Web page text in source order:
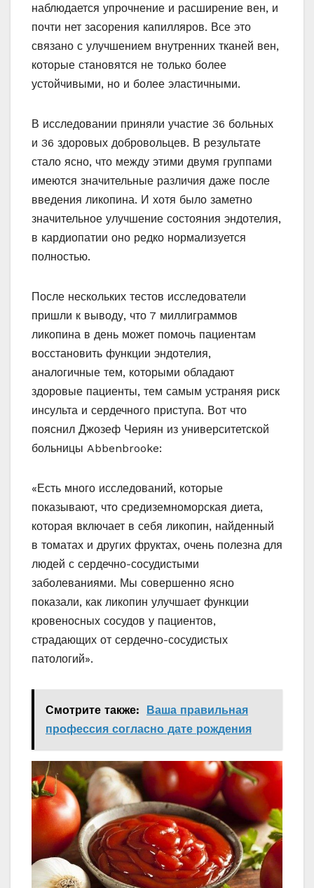
наблюдается упрочнение и расширение вен, и
почти нет засорения капилляров. Все это
связано с улучшением внутренних тканей вен,
которые становятся не только более
устойчивыми, но и более эластичными.
В исследовании приняли участие 36 больных
и 36 здоровых добровольцев. В результате
стало ясно, что между этими двумя группами
имеются значительные различия даже после
введения ликопина. И хотя было заметно
значительное улучшение состояния эндотелия,
в кардиопатии оно редко нормализуется
полностью.
После нескольких тестов исследователи
пришли к выводу, что 7 миллиграммов
ликопина в день может помочь пациентам
восстановить функции эндотелия,
аналогичные тем, которыми обладают
здоровые пациенты, тем самым устраняя риск
инсульта и сердечного приступа. Вот что
пояснил Джозеф Чериян из университетской
больницы Abbenbrooke:
«Есть много исследований, которые
показывают, что средиземноморская диета,
которая включает в себя ликопин, найденный
в томатах и других фруктах, очень полезна для
людей с сердечно-сосудистыми
заболеваниями. Мы совершенно ясно
показали, как ликопин улучшает функции
кровеносных сосудов у пациентов,
страдающих от сердечно-сосудистых
патологий».
Смотрите также:
Ваша правильная
профессия согласно дате рождения